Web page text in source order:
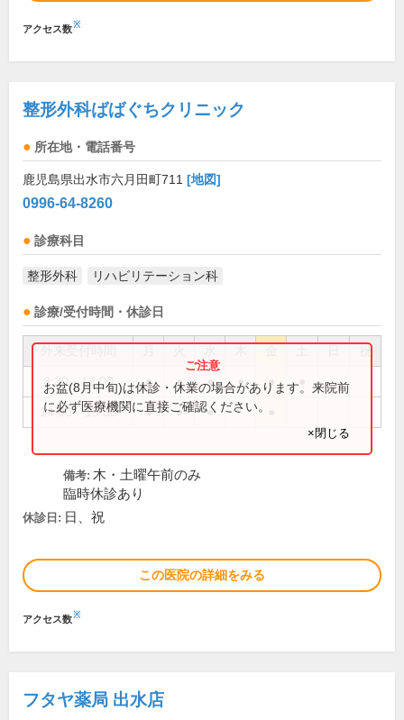
アクセス数※
整形外科ばばぐちクリニック
所在地・電話番号
鹿児島県出水市六月田町711 [地図]
0996-64-8260
診療科目
整形外科 リハビリテーション科
診療/受付時間・休診日
祝
8:30～12:00 ● ● ● ● ●
14:00～18:30 ● ● ●
お盆(8月中旬)は休診・休業の場合があります。来院前
に必ず医療機関に直接ご確認ください。
×閉じる
備考: 木・土曜午前のみ
臨時休診あり
休診日: 日、祝
この医院の詳細をみる
アクセス数※
フタヤ薬局 出水店